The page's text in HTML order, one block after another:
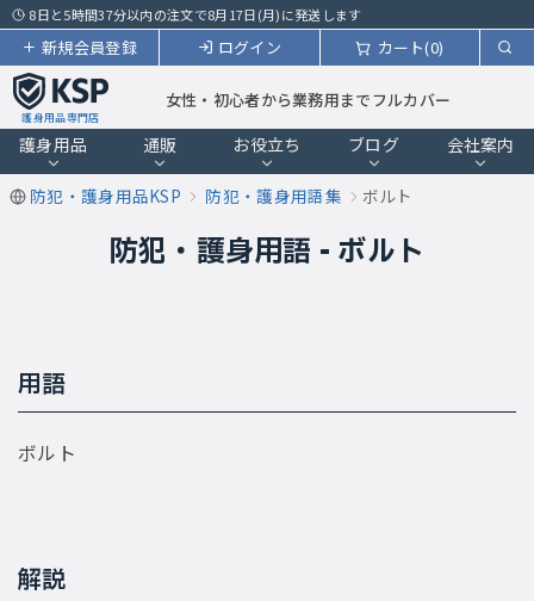
8日と5時間37分以内の注文で8月17日(月)に発送します
カート(0)
ログイン
新規会員登録
護身用品専門店
女性・初心者から業務用までフルカバー
護身用品 通販 お役立ち ブログ 会社案内
防犯・護身用品KSP 防犯・護身用語集 ボルト
防犯・護身用語 - ボルト
用語
ボルト
解説